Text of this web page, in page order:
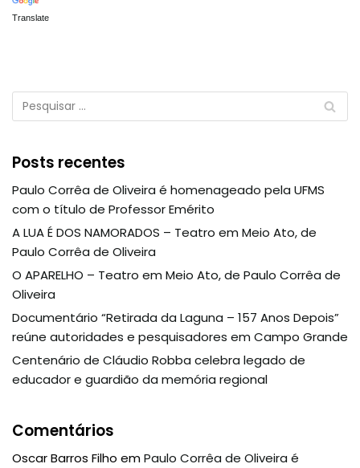
Translate
Posts recentes
Paulo Corrêa de Oliveira é homenageado pela UFMS
com o título de Professor Emérito
A LUA É DOS NAMORADOS – Teatro em Meio Ato, de
Paulo Corrêa de Oliveira
O APARELHO – Teatro em Meio Ato, de Paulo Corrêa de
Oliveira
Documentário “Retirada da Laguna – 157 Anos Depois”
reúne autoridades e pesquisadores em Campo Grande
Centenário de Cláudio Robba celebra legado de
educador e guardião da memória regional
Comentários
Oscar Barros Filho emPaulo Corrêa de Oliveira é